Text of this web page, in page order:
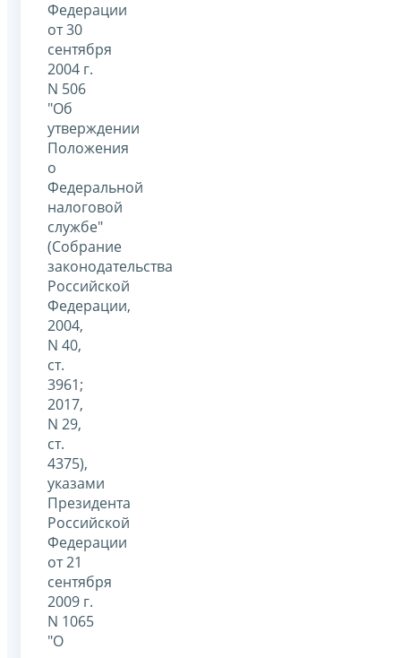
Федерации
от 30
сентября
2004 г.
N 506
"Об
утверждении
Положения
о
Федеральной
налоговой
службе"
(Собрание
законодательства
Российской
Федерации,
2004,
N 40,
ст.
3961;
2017,
N 29,
ст.
4375),
указами
Президента
Российской
Федерации
от 21
сентября
2009 г.
N 1065
"О